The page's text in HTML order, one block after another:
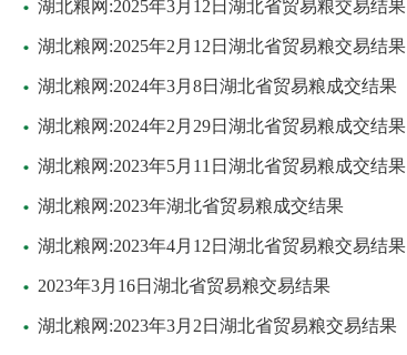
湖北粮网:2025年3月12日湖北省贸易粮交易结果
湖北粮网:2025年2月12日湖北省贸易粮交易结果
湖北粮网:2024年3月8日湖北省贸易粮成交结果
湖北粮网:2024年2月29日湖北省贸易粮成交结果
湖北粮网:2023年5月11日湖北省贸易粮成交结果
湖北粮网:2023年湖北省贸易粮成交结果
湖北粮网:2023年4月12日湖北省贸易粮交易结果
2023年3月16日湖北省贸易粮交易结果
湖北粮网:2023年3月2日湖北省贸易粮交易结果